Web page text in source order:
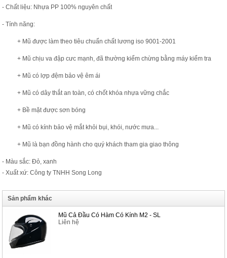
- Chất liệu: Nhựa PP 100% nguyên chất
- Tính năng:
+ Mũ được làm theo tiêu chuẩn chất lương iso 9001-2001
+ Mũ chịu va đập cưc mạnh, đã thường kiểm chừng bằng máy kiểm tra
+ Mũ có lợp đệm bảo vệ êm ái
+ Mũ có dây thắt an toàn, có chốt khóa nhựa vững chắc
+ Bề mặt được sơn bóng
+ Mũ có kính bảo vệ mắt khỏi bụi, khói, nước mưa...
+ Mũ là bạn đồng hành cho quý khách tham gia giao thông
- Màu sắc: Đỏ, xanh
- Xuất xứ: Công ty TNHH Song Long
Sản phẩm khác
Mũ Cả Đầu Có Hàm Có Kính M2 - SL
Liên hệ